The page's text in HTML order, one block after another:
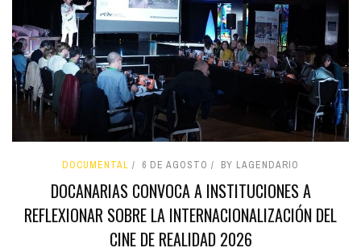
DOCUMENTAL 6 DE AGOSTO BY LAGENDARIO
DOCANARIAS CONVOCA A INSTITUCIONES A
REFLEXIONAR SOBRE LA INTERNACIONALIZACIÓN DEL
CINE DE REALIDAD 2026